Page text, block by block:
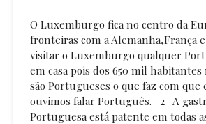
O Luxemburgo fica no centro da
fronteiras com a Alemanha,França
visitar o Luxemburgo qualquer
em casa pois dos 650 mil habitantes
são Portugueses o que faz com que
ouvimos falar Português. 2- A
Portuguesa está patente em todas